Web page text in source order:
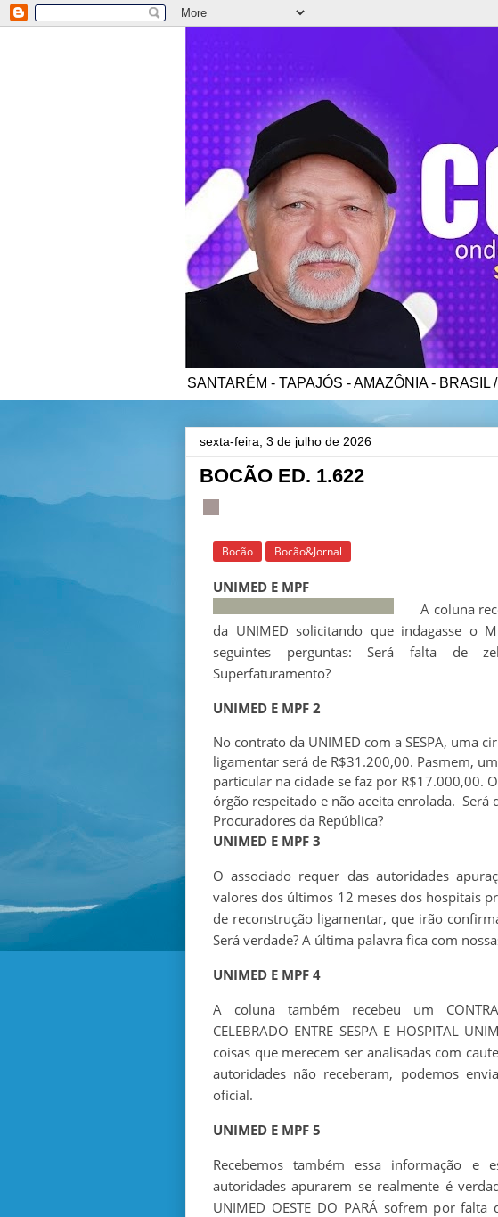
SANTARÉM - TAPAJÓS - AMAZÔNIA -
sexta-feira, 3 de julho de 2026
BOCÃO ED. 1.622
Bocão Bocão&Jornal
UNIMED E MPF
A coluna
da UNIMED solicitando que indagasse o
seguintes perguntas: Será falta de
Superfaturamento?
UNIMED E MPF 2
No contrato da UNIMED com a SESPA, uma
ligamentar será de R$31.200,00. Pasmem,
particular na cidade se faz por R$17.000,00.
órgão respeitado e não aceita enrolada. Será
Procuradores da República?
UNIMED E MPF 3
O associado requer das autoridades
valores dos últimos 12 meses dos hospitais
de reconstrução ligamentar, que irão
Será verdade? A última palavra fica com
UNIMED E MPF 4
A coluna também recebeu um
CELEBRADO ENTRE SESPA E HOSPITAL
coisas que merecem ser analisadas com
autoridades não receberam, podemos
oficial.
UNIMED E MPF 5
Recebemos também essa informação e
autoridades apurarem se realmente é
UNIMED OESTE DO PARÁ sofrem por falta